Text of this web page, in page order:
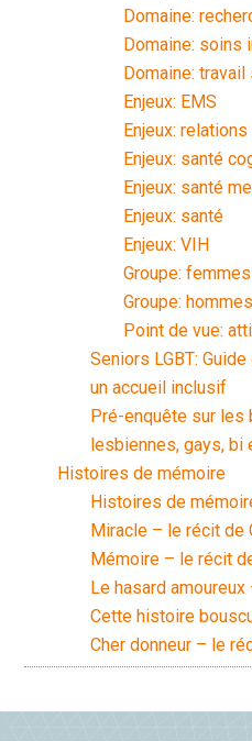
Domaine:
Domaine: soins
Domaine: travail
Enjeux: EMS
Enjeux:
Enjeux: santé
Enjeux: santé
Enjeux: santé
Enjeux: VIH
Groupe:
Groupe:
Point de vue:
Seniors LGBT:
un accueil inclusif
Pré-enquête sur les
lesbiennes, gays, bi
Histoires de mémoire
Histoires de
Miracle – le récit de
Mémoire – le récit
Le hasard
Cette histoire
Cher donneur – le